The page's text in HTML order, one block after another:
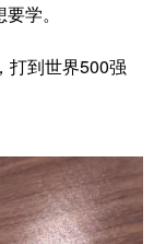
学。
打到世界500强